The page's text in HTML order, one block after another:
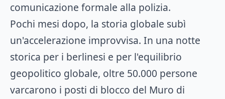
comunicazione formale alla polizia.
Pochi mesi dopo, la storia globale subì
un'accelerazione improvvisa. In una notte
storica per i berlinesi e per l'equilibrio
geopolitico globale, oltre 50.000 persone
varcarono i posti di blocco del Muro di